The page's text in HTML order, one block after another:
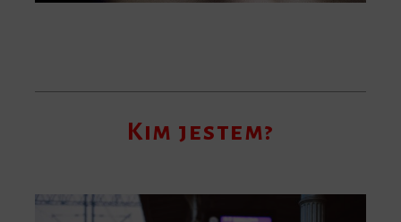
Kim jestem?